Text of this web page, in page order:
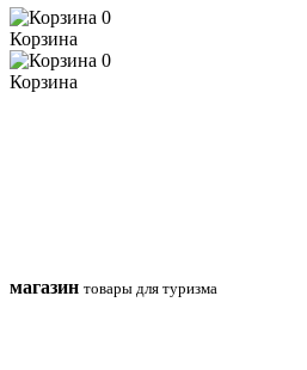
0
Корзина
0
Корзина
магазин товары для туризма